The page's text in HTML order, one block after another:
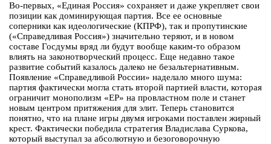
Во-первых, «Единая Россия» сохраняет и даже укрепляет свои
позиции как доминирующая партия. Все ее основные
соперники как идеологические (КПРФ), так и пропутинские
(«Справедливая Россия») значительно теряют, и в новом
составе Госдумы вряд ли будут вообще каким-то образом
влиять на законотворческий процесс. Еще недавно такое
развитие событий казалось далеко не безальтернативным.
Появление «Справедливой России» наделало много шума:
партия фактически могла стать второй партией власти, которая
ограничит монополизм «ЕР» на провластном поле и станет
новым центром притяжения для элит. Теперь становится
понятно, что на плане игры двумя игроками поставлен жирный
крест. Фактически победила стратегия Владислава Суркова,
который выступал за абсолютную и безоговорочную